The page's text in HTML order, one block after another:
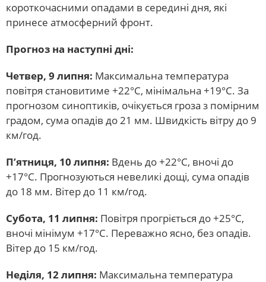
короткочасними опадами в середині дня, які
принесе атмосферний фронт.
Прогноз на наступні дні:
Четвер, 9 липня: Максимальна температура
повітря становитиме +22°С, мінімальна +19°С. За
прогнозом синоптиків, очікується гроза з помірним
градом, сума опадів до 21 мм. Швидкість вітру до 9
км/год.
П’ятниця, 10 липня: Вдень до +22°С, вночі до
+17°С. Прогнозуються невеликі дощі, сума опадів
до 18 мм. Вітер до 11 км/год.
Субота, 11 липня: Повітря прогріється до +25°С,
вночі мінімум +17°С. Переважно ясно, без опадів.
Вітер до 15 км/год.
Неділя, 12 липня: Максимальна температура